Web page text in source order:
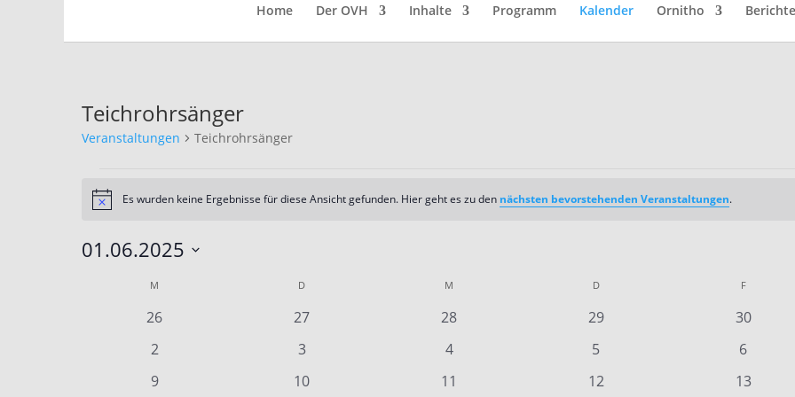
Home Der OVH Inhalte Programm Kalender Ornitho Berichte
Teichrohrsänger
Veranstaltungen Teichrohrsänger
HinweisEs wurden keine Ergebnisse für diese Ansicht gefunden. Hier geht es zu den nächsten bevorstehenden Veranstaltungen.
01.06.2025
Kalender
M D M DDONNERSTAG FFREITAG
0
26
0
27
0
28
0
29
0
30
0
2
0
3
0
4
0
5
0
6
0
9
0
10
0
11
0
12
0
13